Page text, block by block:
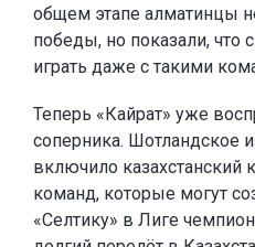
общем этапе алматинцы
победы, но показали, что
играть даже с такими
Теперь «Кайрат» уже
соперника. Шотландское
включило казахстанский
команд, которые могут
«Селтику» в Лиге